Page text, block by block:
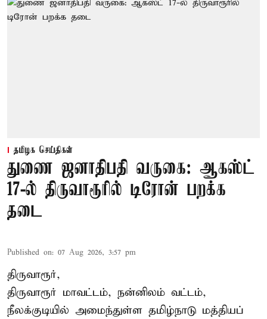
தமிழக செய்திகள்
துணை ஜனாதிபதி வருகை: ஆகஸ்ட்
17-ல் திருவாரூரில் டிரோன் பறக்க
தடை
Published on: 07 Aug 2026, 3:57 pm
திருவாரூர்,
திருவாரூர் மாவட்டம், நன்னிலம் வட்டம்,
நீலக்குடியில் அமைந்துள்ள தமிழ்நாடு மத்தியப்